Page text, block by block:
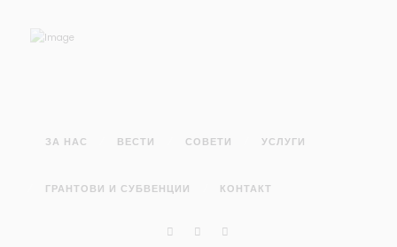
ЗА НАС ВЕСТИ СОВЕТИ УСЛУГИ
ГРАНТОВИ И СУБВЕНЦИИ КОНТАКТ